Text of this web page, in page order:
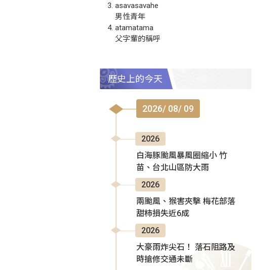
asavasavahe
男性青年
atamatama
父字輩的稱呼
歷史上的今天
2026/ 08/ 09
2026
白海豚颱風暴風圈縮小 竹
苗、台北山區防大雨
2026
兩颱風、猴害夾擊 梅花部落
甜柿損失近6成
2026
大豪雨炸尖石！ 落石阻路及
時搶修交通未斷